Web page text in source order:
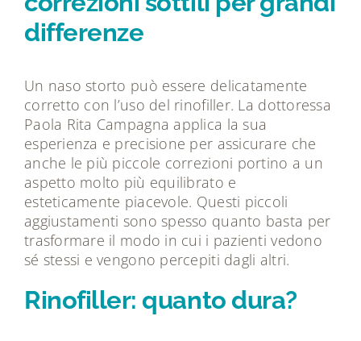
differenze
Un naso storto può essere delicatamente
corretto con l’uso del rinofiller. La dottoressa
Paola Rita Campagna applica la sua
esperienza e precisione per assicurare che
anche le più piccole correzioni portino a un
aspetto molto più equilibrato e
esteticamente piacevole. Questi piccoli
aggiustamenti sono spesso quanto basta per
trasformare il modo in cui i pazienti vedono
sé stessi e vengono percepiti dagli altri.
Rinofiller: quanto dura?